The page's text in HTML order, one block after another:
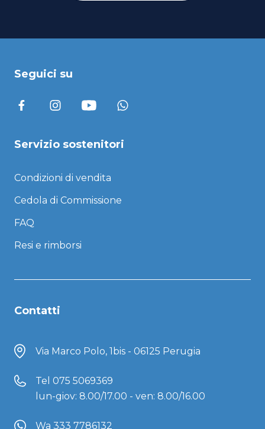
Seguici su
Servizio sostenitori
Condizioni di vendita
Cedola di Commissione
FAQ
Resi e rimborsi
Contatti
Via Marco Polo, 1bis - 06125 Perugia
Tel 075 5069369
lun-giov: 8.00/17.00 - ven: 8.00/16.00
Wa 333 7786132